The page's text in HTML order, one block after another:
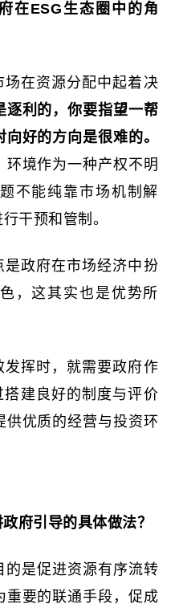
在ESG生态圈中的角
场在资源分配中起着决
逐利的，你要指望一帮
好的方向是很难的。
环境作为一种产权不明
不能纯靠市场机制解
干预和管制。
政府在市场经济中扮
，这其实也是优势所
发挥时，就需要政府作
搭建良好的制度与评价
供优质的经营与投资环
府引导的具体做法？
的是促进资源有序流转
重要的联通手段，促成